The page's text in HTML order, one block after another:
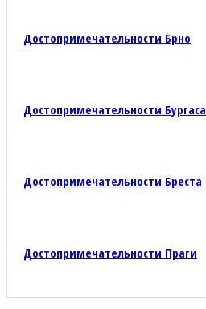
Достопримечательности Брно
Достопримечательности Бургаса
Достопримечательности Бреста
Достопримечательности Праги